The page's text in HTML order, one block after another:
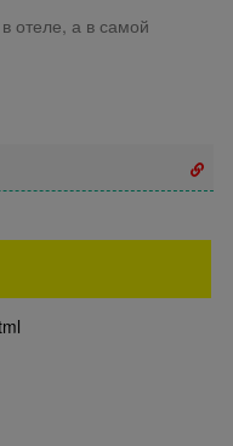
отеле, а в самой